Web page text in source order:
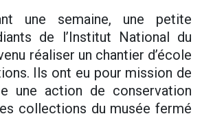
une semaine, une petite
de l’Institut National du
réaliser un chantier d’école
Ils ont eu pour mission de
une action de conservation
collections du musée fermé